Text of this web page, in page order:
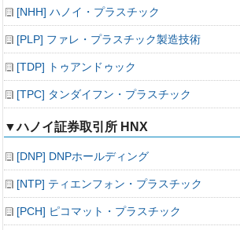
[NHH] ハノイ・プラスチック
[PLP] ファレ・プラスチック製造技術
[TDP] トゥアンドゥック
[TPC] タンダイフン・プラスチック
▼ハノイ証券取引所 HNX
[DNP] DNPホールディング
[NTP] ティエンフォン・プラスチック
[PCH] ピコマット・プラスチック